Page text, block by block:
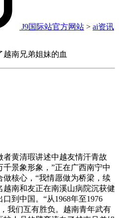
J9国际站官方网站 > ai资讯
越南兄弟姐妹的血
黄清瑕讲述中越友情汗青故
景象形象，”正在广西南宁中
核心，“我情愿做为桥梁，续
越南和友正在南溪山病院沉获健
到中国。“从1968年至1976
我们互有胜负。越南青年武有